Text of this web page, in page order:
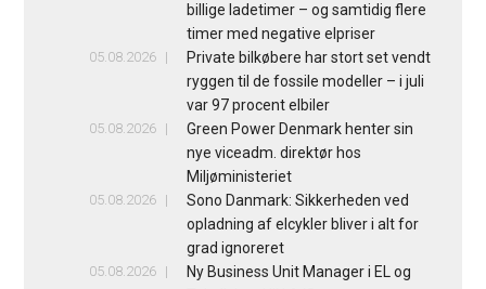
billige ladetimer – og samtidig flere
timer med negative elpriser
05.08.2026
Private bilkøbere har stort set vendt
ryggen til de fossile modeller – i juli
var 97 procent elbiler
05.08.2026
Green Power Denmark henter sin
nye viceadm. direktør hos
Miljøministeriet
05.08.2026
Sono Danmark: Sikkerheden ved
opladning af elcykler bliver i alt for
grad ignoreret
05.08.2026
Ny Business Unit Manager i EL og